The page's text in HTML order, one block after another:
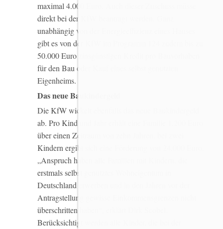
maximal 4.000 Euro. Auch dieser Zuschuss müsse
direkt bei der KfW beantragt werden. Ganz
unabhängig von der Energieeffizienz eines Hauses
gibt es von der KfW im Programm 124 zudem bis zu
50.000 Euro zinsgünstigen Kredit pro Bauvorhaben
für den Bau oder Kauf eines selbst genutzten
Eigenheims.
Das neue Baukindergeld
Die KfW wickelt ebenfalls das neue Baukindergeld
ab. Pro Kind und Jahr erhält eine Familie 1.200 Euro
über einen Zeitraum von zehn Jahren, bei zwei
Kindern ergibt sich eine Förderung von 24.000 Euro.
„Anspruch haben alle Familien mit Kindern, die
erstmals selbst genutztes Wohneigentum in
Deutschland erwerben und in den Jahren vor der
Antragstellung gewisse Einkommensgrenzen nicht
überschritten haben“, erklärt Dirk Scobel.
Berücksichtigt werden alle Kinder, die bei der